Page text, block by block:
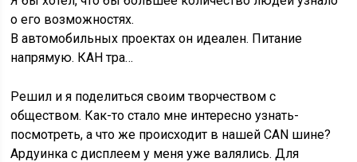
о его возможностях.
В автомобильных проектах он идеален. Питание
напрямую. КАН тра…
Решил и я поделиться своим творчеством с
обществом. Как-то стало мне интересно узнать-
посмотреть, а что же происходит в нашей CAN шине?
Ардуинка с дисплеем у меня уже валялись. Для